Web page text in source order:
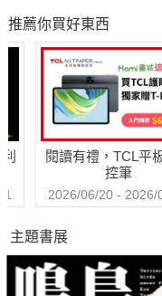
其實拜拜行為的背後隱
大小與是否靈驗，做功
佛都另有所圖，難道宗
之間又有多少成分是上下
暢銷書《巷子口經濟學
有價格、有成本，更有競
第一本融合宗教與經濟
與對信仰的觀察，以淺
下去
推薦你買好東西
閱讀有禮，TCL平
控筆
2026/06/20 - 2026/
主題書展